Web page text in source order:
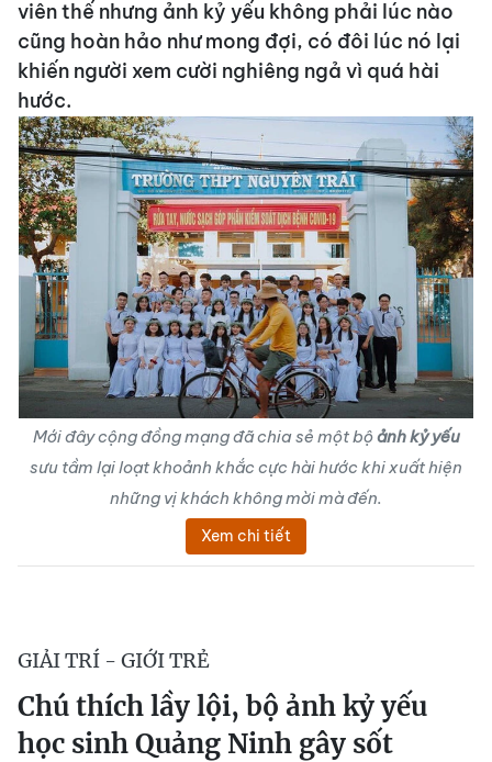
viên thế nhưng ảnh kỷ yếu không phải lúc nào
cũng hoàn hảo như mong đợi, có đôi lúc nó lại
khiến người xem cười nghiêng ngả vì quá hài
hước.
Mới đây cộng đồng mạng đã chia sẻ một bộảnh kỷ yếu
sưu tầm lại loạt khoảnh khắc cực hài hước khi xuất hiện
những vị khách không mời mà đến.
Xem chi tiết
GIẢI TRÍ - GIỚI TRẺ
Chú thích lầy lội, bộ ảnh kỷ yếu
học sinh Quảng Ninh gây sốt